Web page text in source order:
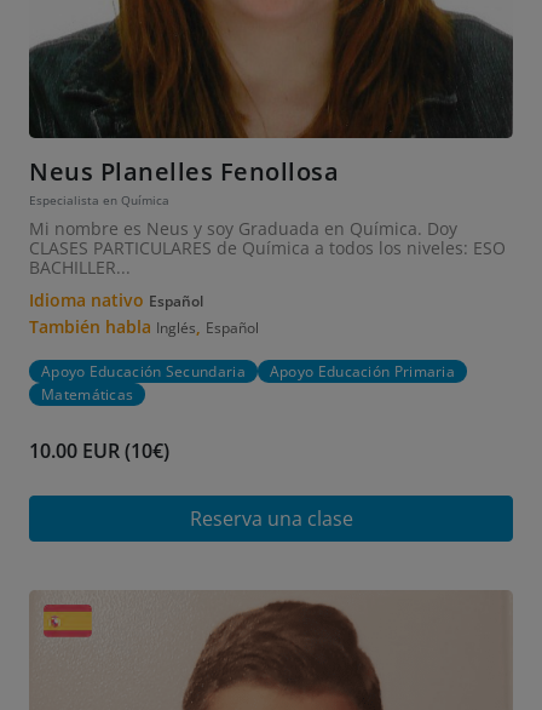
Neus Planelles Fenollosa
Especialista en Química
Mi nombre es Neus y soy Graduada en Química. Doy
CLASES PARTICULARES de Química a todos los niveles: ESO
BACHILLER...
Idioma nativo Español
También habla Inglés, Español
Apoyo Educación Secundaria
Apoyo Educación Primaria
Matemáticas
10.00 EUR (10€)
Reserva una clase